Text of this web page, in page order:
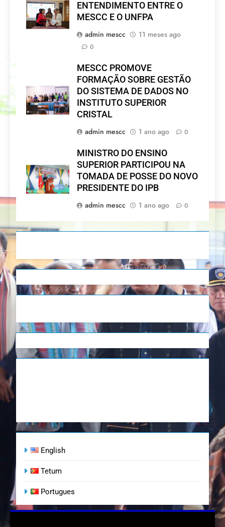
ENTENDIMENTO ENTRE O
MESCC E O UNFPA
admin mescc
11 meses ago
0
MESCC PROMOVE
FORMAÇÃO SOBRE GESTÃO
DO SISTEMA DE DADOS NO
INSTITUTO SUPERIOR
CRISTAL
admin mescc
1 ano ago 0
MINISTRO DO ENSINO
SUPERIOR PARTICIPOU NA
TOMADA DE POSSE DO NOVO
PRESIDENTE DO IPB
admin mescc
1 ano ago 0
English
Tetum
Portugues